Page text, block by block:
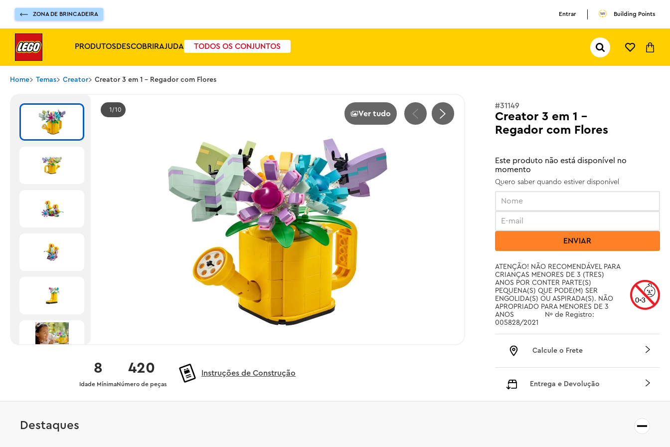
ZONA DE BRINCADEIRA Entrar Building Points
PRODUTOSDESCOBRIRAJUDA TODOS OS CONJUNTOS
Pesquisar...
Home Temas Creator Creator 3 em 1 - Regador com Flores
1 10 Ver tudo
420
Número de peças
8
Idade Mínima
Instruções de Construção
#31149
Creator 3 em 1 -
Regador com Flores
Este produto não está disponível no
momento
Quero saber quando estiver disponível
ENVIAR
ATENÇÃO! NÃO RECOMENDÁVEL PARA
CRIANÇAS MENORES DE 3 (TRES)
ANOS POR CONTER PARTE(S)
PEQUENA(S) QUE PODE(M) SER
ENGOLIDA(S) OU ASPIRADA(S). NÃO
APROPRIADO PARA MENORES DE 3
ANOS		 Nº de Registro:
005828/2021
Calcule o Frete
Entrega e Devolução
Destaques
pokemon
ferrari